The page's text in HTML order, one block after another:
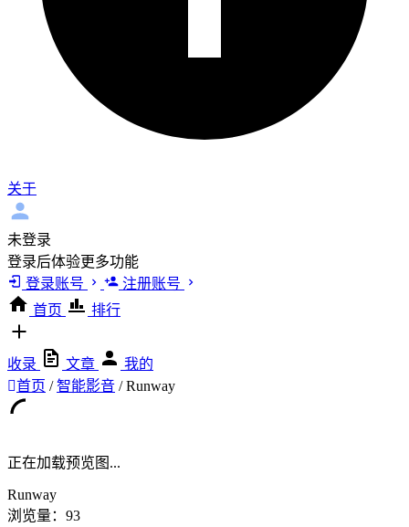
关于
未登录
登录后体验更多功能
登录账号
注册账号
首页
排行
收录 文章
我的
首页 / 智能影音 / Runway
正在加载预览图...
Runway
浏览量：93